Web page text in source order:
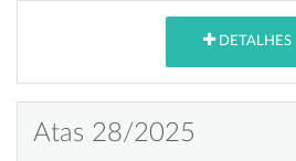
DETALHES
Atas 28/2025